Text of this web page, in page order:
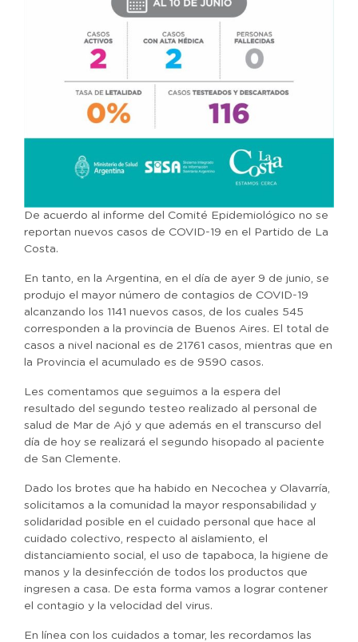
De acuerdo al informe del Comité Epidemiológico no se
reportan nuevos casos de COVID-19 en el Partido de La
Costa.
En tanto, en la Argentina, en el día de ayer 9 de junio, se
produjo el mayor número de contagios de COVID-19
alcanzando los 1141 nuevos casos, de los cuales 545
corresponden a la provincia de Buenos Aires. El total de
casos a nivel nacional es de 21761 casos, mientras que en
la Provincia el acumulado es de 9590 casos.
Les comentamos que seguimos a la espera del
resultado del segundo testeo realizado al personal de
salud de Mar de Ajó y que además en el transcurso del
día de hoy se realizará el segundo hisopado al paciente
de San Clemente.
Dado los brotes que ha habido en Necochea y Olavarría,
solicitamos a la comunidad la mayor responsabilidad y
solidaridad posible en el cuidado personal que hace al
cuidado colectivo, respecto al aislamiento, el
distanciamiento social, el uso de tapaboca, la higiene de
manos y la desinfección de todos los productos que
ingresen a casa. De esta forma vamos a lograr contener
el contagio y la velocidad del virus.
En línea con los cuidados a tomar, les recordamos las